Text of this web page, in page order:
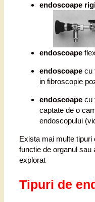
endoscoape
endoscoape
endoscoape cu
in fibroscopie
endoscoape cu
captate de o
endoscopului
Exista mai multe tipuri
functie de organul sau
explorat
Tipuri de